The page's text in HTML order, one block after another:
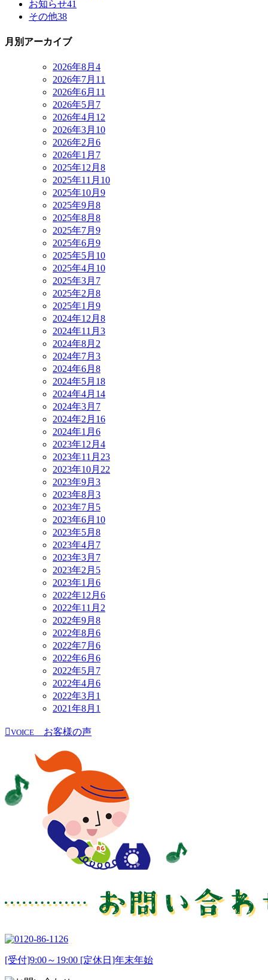
お知らせ41
その他38
月別アーカイブ
2026年8月 4
2026年7月 11
2026年6月 11
2026年5月 7
2026年4月 12
2026年3月 10
2026年2月 6
2026年1月 7
2025年12月 8
2025年11月 10
2025年10月 9
2025年9月 8
2025年8月 8
2025年7月 9
2025年6月 9
2025年5月 10
2025年4月 10
2025年3月 7
2025年2月 8
2025年1月 9
2024年12月 8
2024年11月 3
2024年8月 2
2024年7月 3
2024年6月 8
2024年5月 18
2024年4月 14
2024年3月 7
2024年2月 16
2024年1月 6
2023年12月 4
2023年11月 23
2023年10月 22
2023年9月 3
2023年8月 3
2023年7月 5
2023年6月 10
2023年5月 8
2023年4月 7
2023年3月 7
2023年2月 5
2023年1月 6
2022年12月 6
2022年11月 2
2022年9月 8
2022年8月 6
2022年7月 6
2022年6月 6
2022年5月 7
2022年4月 6
2022年3月 1
2021年8月 1
VOICE お客様の声
[受付]9:00～19:00 [定休日]年末年始